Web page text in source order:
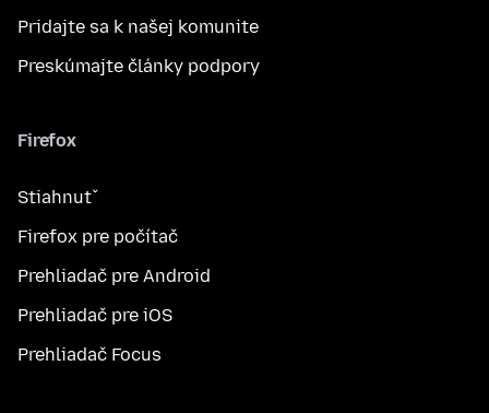
Pridajte sa k našej komunite
Preskúmajte články podpory
Firefox
Stiahnuť
Firefox pre počítač
Prehliadač pre Android
Prehliadač pre iOS
Prehliadač Focus